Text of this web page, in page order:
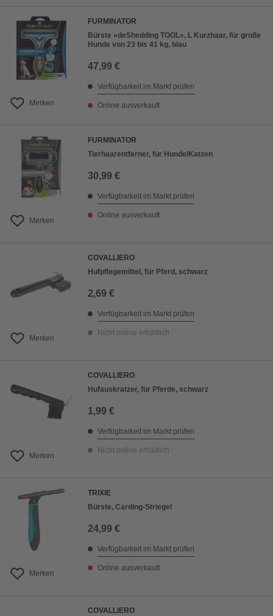
Merken
FURMINATOR
Bürste »deShedding TOOL«, L Kurzhaar, für große
Hunde von 23 bis 41 kg, blau
47,99 €
Verfügbarkeit im Markt prüfen
Online ausverkauft
Merken
FURMINATOR
Tierhaarentferner, für Hunde/Katzen
30,99 €
Verfügbarkeit im Markt prüfen
Online ausverkauft
Merken
COVALLIERO
Hufpflegemittel, für Pferd, schwarz
2,69 €
Verfügbarkeit im Markt prüfen
Nicht online erhältlich
Merken
COVALLIERO
Hufauskratzer, für Pferde, schwarz
1,99 €
Verfügbarkeit im Markt prüfen
Nicht online erhältlich
Merken
TRIXIE
Bürste, Carding-Striegel
24,99 €
Verfügbarkeit im Markt prüfen
Online ausverkauft
COVALLIERO